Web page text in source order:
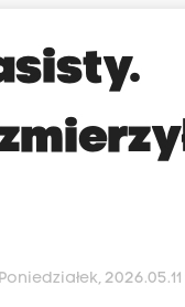
2026.05.11